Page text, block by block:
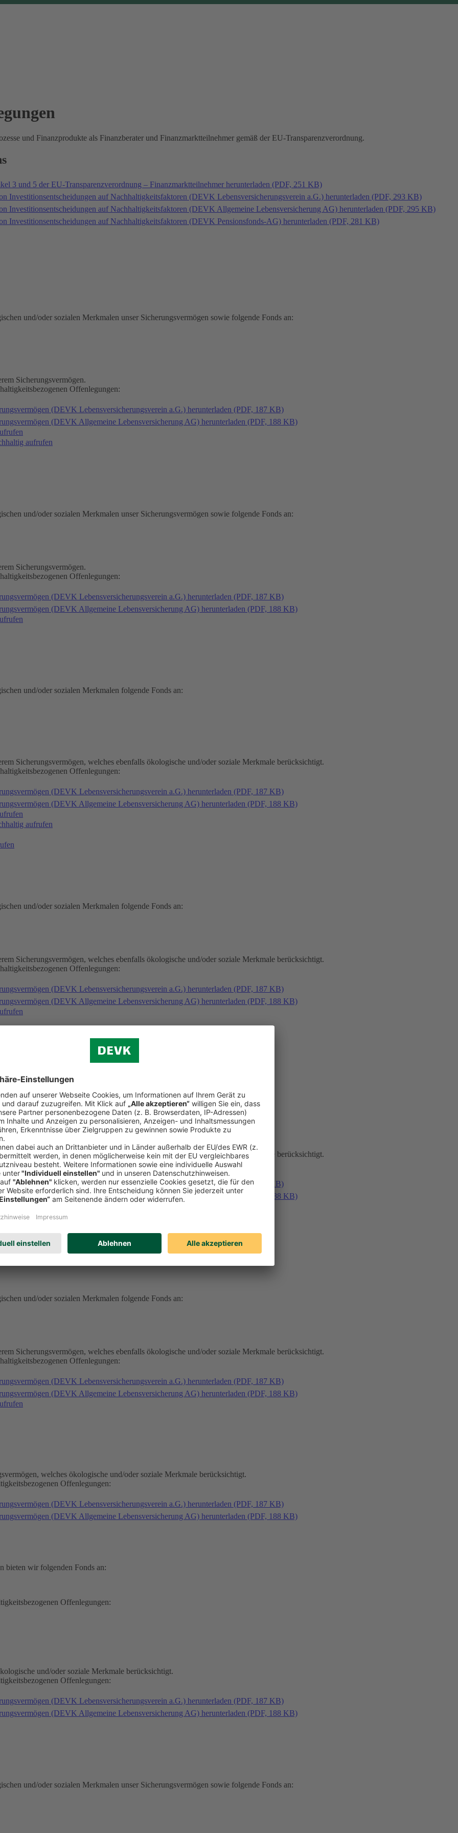
und Finanzprodukte als Finanzberater und Finanzmarktteilnehmer gemäß der EU-Transparenzverordnung.
3 und 5 der EU-Transparenzverordnung – Finanzmarktteilnehmer herunterladen (PDF, 251 KB)
Investitionsentscheidungen auf Nachhaltigkeitsfaktoren (DEVK Lebensversicherungsverein a.G.) herunterladen (PDF, 293 KB)
Investitionsentscheidungen auf Nachhaltigkeitsfaktoren (DEVK Allgemeine Lebensversicherung AG) herunterladen (PDF, 295 KB)
Investitionsentscheidungen auf Nachhaltigkeitsfaktoren (DEVK Pensionsfonds-AG) herunterladen (PDF, 281 KB)
und/oder sozialen Merkmalen unser Sicherungsvermögen sowie folgende Fonds an:
Sicherungsvermögen.
Offenlegungen:
(DEVK Lebensversicherungsverein a.G.) herunterladen (PDF, 187 KB)
(DEVK Allgemeine Lebensversicherung AG) herunterladen (PDF, 188 KB)
aufrufen
und/oder sozialen Merkmalen unser Sicherungsvermögen sowie folgende Fonds an:
Sicherungsvermögen.
Offenlegungen:
(DEVK Lebensversicherungsverein a.G.) herunterladen (PDF, 187 KB)
(DEVK Allgemeine Lebensversicherung AG) herunterladen (PDF, 188 KB)
und/oder sozialen Merkmalen folgende Fonds an:
Sicherungsvermögen, welches ebenfalls ökologische und/oder soziale Merkmale berücksichtigt.
Offenlegungen:
(DEVK Lebensversicherungsverein a.G.) herunterladen (PDF, 187 KB)
(DEVK Allgemeine Lebensversicherung AG) herunterladen (PDF, 188 KB)
aufrufen
und/oder sozialen Merkmalen folgende Fonds an:
Sicherungsvermögen, welches ebenfalls ökologische und/oder soziale Merkmale berücksichtigt.
Offenlegungen:
(DEVK Lebensversicherungsverein a.G.) herunterladen (PDF, 187 KB)
(DEVK Allgemeine Lebensversicherung AG) herunterladen (PDF, 188 KB)
und/oder sozialen Merkmalen folgende Fonds an:
Sicherungsvermögen, welches ebenfalls ökologische und/oder soziale Merkmale berücksichtigt.
Offenlegungen:
(DEVK Lebensversicherungsverein a.G.) herunterladen (PDF, 187 KB)
(DEVK Allgemeine Lebensversicherung AG) herunterladen (PDF, 188 KB)
aufrufen
und/oder sozialen Merkmalen folgende Fonds an:
Sicherungsvermögen, welches ebenfalls ökologische und/oder soziale Merkmale berücksichtigt.
Offenlegungen:
(DEVK Lebensversicherungsverein a.G.) herunterladen (PDF, 187 KB)
(DEVK Allgemeine Lebensversicherung AG) herunterladen (PDF, 188 KB)
welches ökologische und/oder soziale Merkmale berücksichtigt.
Offenlegungen:
(DEVK Lebensversicherungsverein a.G.) herunterladen (PDF, 187 KB)
(DEVK Allgemeine Lebensversicherung AG) herunterladen (PDF, 188 KB)
bieten wir folgenden Fonds an:
Offenlegungen:
und/oder soziale Merkmale berücksichtigt.
Offenlegungen:
(DEVK Lebensversicherungsverein a.G.) herunterladen (PDF, 187 KB)
(DEVK Allgemeine Lebensversicherung AG) herunterladen (PDF, 188 KB)
und/oder sozialen Merkmalen unser Sicherungsvermögen sowie folgende Fonds an: